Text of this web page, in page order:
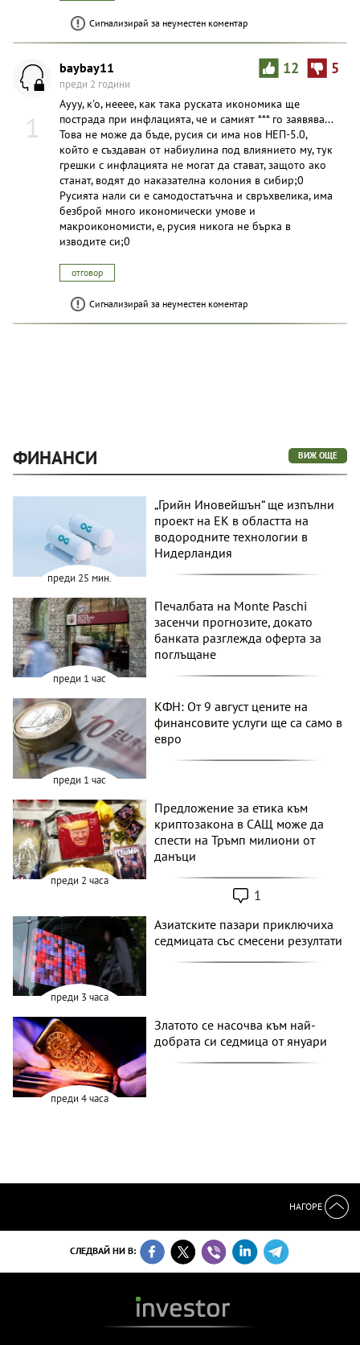
Сигнализирай за неуместен коментар
1
12 5
baybay11
преди 2 години
Аууу, к'о, нееее, как така руската икономика ще
пострада при инфлацията, че и самият *** го заявява...
Това не може да бъде, русия си има нов НЕП-5.0,
който е създаван от набиулина под влиянието му, тук
грешки с инфлацията не могат да стават, защото ако
станат, водят до наказателна колония в сибир;0
Русията нали си е самодостатъчна и свръхвелика, има
безброй много икономически умове и
макроикономисти, е, русия никога не бърка в
изводите си;0
отговор
Сигнализирай за неуместен коментар
ФИНАНСИ ВИЖ ОЩЕ
преди 25 мин.
„Грийн Иновейшън“ ще изпълни
проект на ЕК в областта на
водородните технологии в
Нидерландия
преди 1 час
Печалбата на Monte Paschi
засенчи прогнозите, докато
банката разглежда оферта за
поглъщане
преди 1 час
КФН: От 9 август цените на
финансовите услуги ще са само в
евро
преди 2 часа
Предложение за етика към
криптозакона в САЩ може да
спести на Тръмп милиони от
данъци
1
преди 3 часа
Азиатските пазари приключиха
седмицата със смесени резултати
преди 4 часа
Златото се насочва към най-
добрата си седмица от януари
НАГОРЕ
СЛЕДВАЙ НИ В: